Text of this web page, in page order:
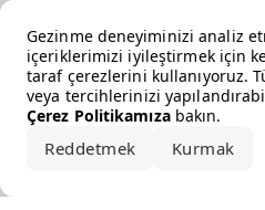
Gezinme deneyiminizi analiz
içeriklerimizi iyileştirmek için
taraf çerezlerini kullanıyoruz.
veya tercihlerinizi
Çerez Politikamızabakın.
Reddetmek Kurmak
Error